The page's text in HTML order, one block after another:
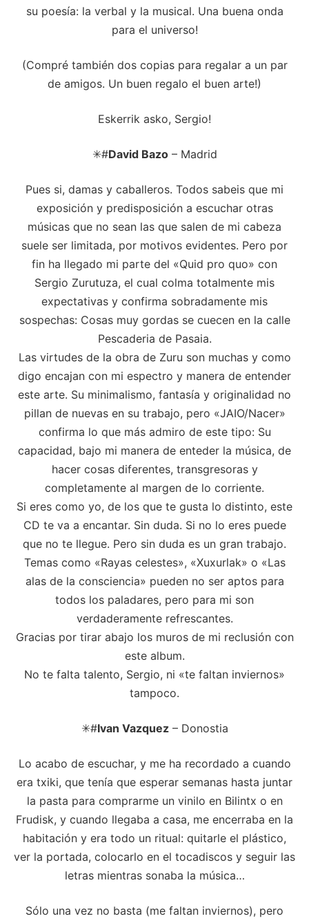
su poesía: la verbal y la musical. Una buena onda
para el universo!
(Compré también dos copias para regalar a un par
de amigos. Un buen regalo el buen arte!)
Eskerrik asko, Sergio!
✳#David Bazo– Madrid
Pues si, damas y caballeros. Todos sabeis que mi
exposición y predisposición a escuchar otras
músicas que no sean las que salen de mi cabeza
suele ser limitada, por motivos evidentes. Pero por
fin ha llegado mi parte del «Quid pro quo» con
Sergio Zurutuza, el cual colma totalmente mis
expectativas y confirma sobradamente mis
sospechas: Cosas muy gordas se cuecen en la calle
Pescaderia de Pasaia.
Las virtudes de la obra de Zuru son muchas y como
digo encajan con mi espectro y manera de entender
este arte. Su minimalismo, fantasía y originalidad no
pillan de nuevas en su trabajo, pero «JAIO/Nacer»
confirma lo que más admiro de este tipo: Su
capacidad, bajo mi manera de enteder la música, de
hacer cosas diferentes, transgresoras y
completamente al margen de lo corriente.
Si eres como yo, de los que te gusta lo distinto, este
CD te va a encantar. Sin duda. Si no lo eres puede
que no te llegue. Pero sin duda es un gran trabajo.
Temas como «Rayas celestes», «Xuxurlak» o «Las
alas de la consciencia» pueden no ser aptos para
todos los paladares, pero para mi son
verdaderamente refrescantes.
Gracias por tirar abajo los muros de mi reclusión con
este album.
No te falta talento, Sergio, ni «te faltan inviernos»
tampoco.
✳#Ivan Vazquez– Donostia
Lo acabo de escuchar, y me ha recordado a cuando
era txiki, que tenía que esperar semanas hasta juntar
la pasta para comprarme un vinilo en Bilintx o en
Frudisk, y cuando llegaba a casa, me encerraba en la
habitación y era todo un ritual: quitarle el plástico,
ver la portada, colocarlo en el tocadiscos y seguir las
letras mientras sonaba la música…
Sólo una vez no basta (me faltan inviernos), pero